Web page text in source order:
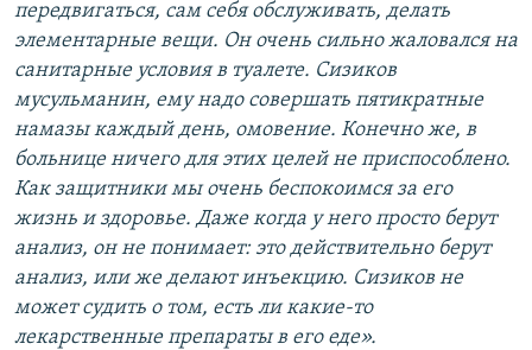
передвигаться, сам себя обслуживать, делать
элементарные вещи. Он очень сильно жаловался на
санитарные условия в туалете. Сизиков
мусульманин, ему надо совершать пятикратные
намазы каждый день, омовение. Конечно же, в
больнице ничего для этих целей не приспособлено.
Как защитники мы очень беспокоимся за его
жизнь и здоровье. Даже когда у него просто берут
анализ, он не понимает: это действительно берут
анализ, или же делают инъекцию. Сизиков не
может судить о том, есть ли какие-то
лекарственные препараты в его еде».